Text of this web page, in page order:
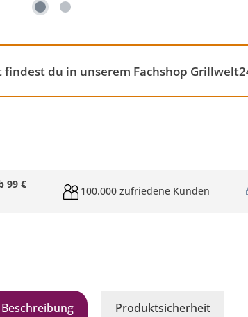
findest du in unserem Fachshop
99 €
100.000 zufriedene Kunden
Beschreibung Produktsicherheit